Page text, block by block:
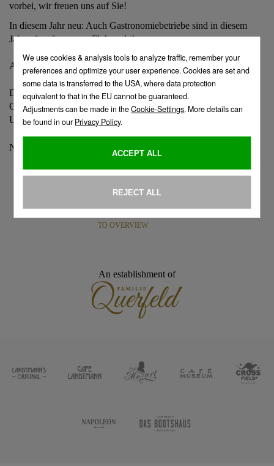
vorbei, wir freuen uns auf Sie!
In diesem Jahr neu: Auch Gastronomiebetriebe sind in diesem
Jahr mit auf unserem Flohmarkt!
ACHTUNG! Seit diesem Jahr in der JULIUS MEINL GASSE!
Datum: Samstag, 24.9.2016
Ort: Julius Meinl Gasse 3-7, 1160 Wien
Uhrzeit: 10:00 – 15:00 Uhr
Nähere Informationen gibt es unter
TO OVERVIEW
An establishment of